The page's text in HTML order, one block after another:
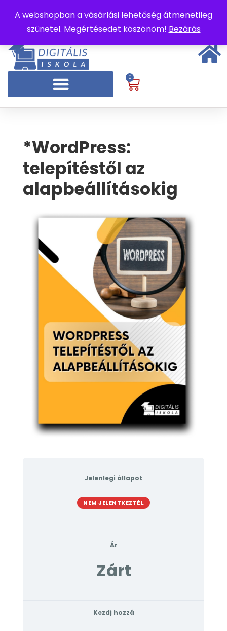
A webshopban a vásárlási lehetőség átmenetileg
szünetel. Megértésedet köszönöm! Bezárás
0
*WordPress:
telepítéstől az
alapbeállításokig
Jelenlegi állapot
NEM JELENTKEZTÉL
Ár
Zárt
Kezdj hozzá